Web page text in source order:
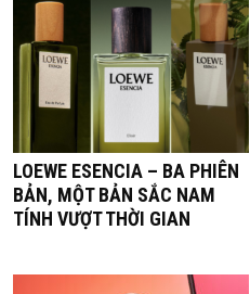
LOEWE ESENCIA – BA PHIÊN
BẢN, MỘT BẢN SẮC NAM
TÍNH VƯỢT THỜI GIAN